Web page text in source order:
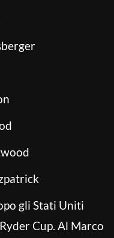
gli Stati Uniti
Cup. Al Marco